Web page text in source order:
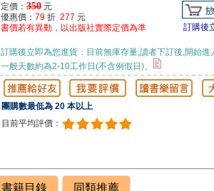
定價： 350 元
優惠價： 79 折 277 元
書價若有異動，以出版社實際定價為準
訂購後
訂購後立即為您進貨：目前無庫存量,讀者下訂後,開始進
一般天數約為2-10工作日(不含例假日)。
團購數最低為 20 本以上
目前平均評價：
書籍目錄 同類推薦